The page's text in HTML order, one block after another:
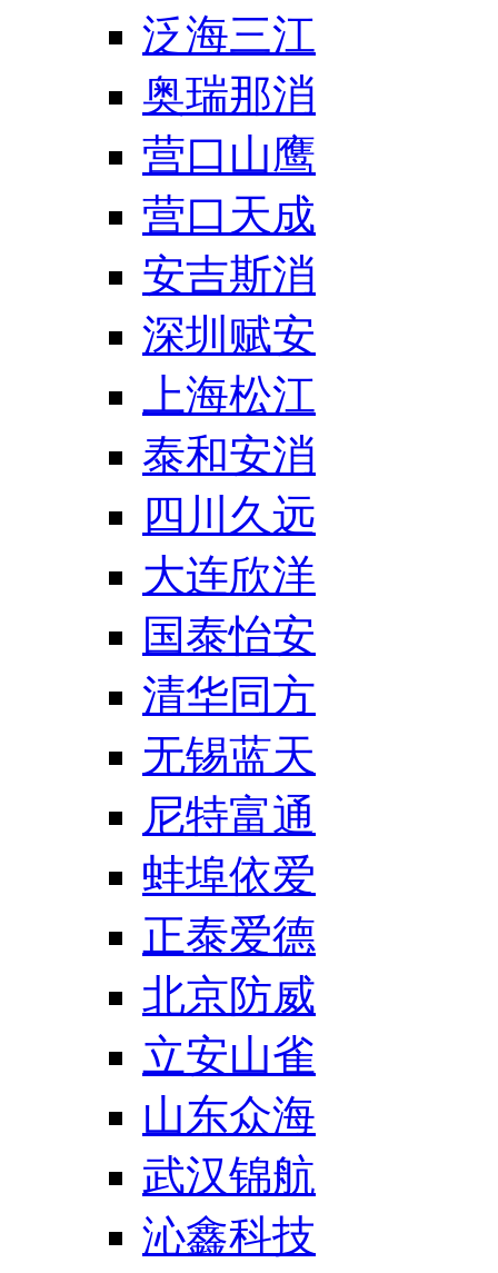
泛海三江
奥瑞那消
营口山鹰
营口天成
安吉斯消
深圳赋安
上海松江
泰和安消
四川久远
大连欣洋
国泰怡安
清华同方
无锡蓝天
尼特富通
蚌埠依爱
正泰爱德
北京防威
立安山雀
山东众海
武汉锦航
沁鑫科技